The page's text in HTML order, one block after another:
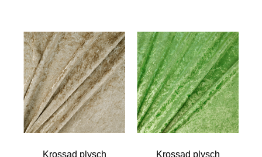
Krossad plysch Krossad plysch